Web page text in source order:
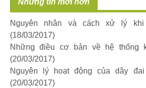
Những tin mới hơn
Nguyên nhân và cách xử lý
(18/03/2017)
Những điều cơ bản về hệ thống
(20/03/2017)
Nguyên lý hoạt động của dây
(20/03/2017)